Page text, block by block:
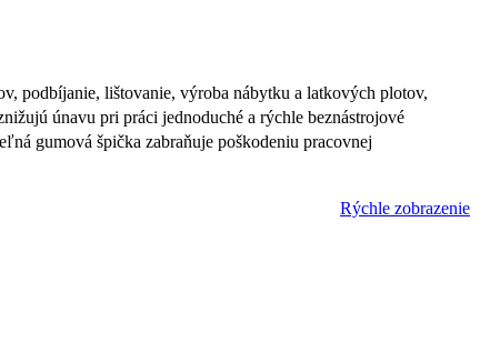
podbíjanie, lištovanie, výroba nábytku a latkových plotov,
únavu pri práci jednoduché a rýchle beznástrojové
gumová špička zabraňuje poškodeniu pracovnej
Rýchle zobrazenie